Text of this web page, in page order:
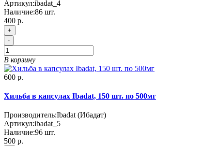
Артикул:ibadat_4
Наличие:86 шт.
400 р.
+
-
В корзину
600 р.
Хильба в капсулах Ibadat, 150 шт. по 500мг
Производитель:Ibadat (Ибадат)
Артикул:ibadat_5
Наличие:96 шт.
500 р.